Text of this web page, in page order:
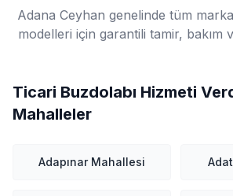
Adana Ceyhan genelinde tüm
modelleri için garantili tamir, bakım
Ticari Buzdolabı Hizmeti
Mahalleler
Adapınar Mahallesi